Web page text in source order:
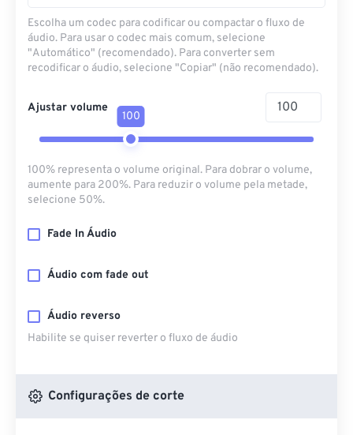
Escolha um codec para codificar ou compactar o fluxo de
áudio. Para usar o codec mais comum, selecione
"Automático" (recomendado). Para converter sem
recodificar o áudio, selecione "Copiar" (não recomendado).
Ajustar volume
100
100% representa o volume original. Para dobrar o volume,
aumente para 200%. Para reduzir o volume pela metade,
selecione 50%.
Fade In Áudio
Áudio com fade out
Áudio reverso
Habilite se quiser reverter o fluxo de áudio
Configurações de corte